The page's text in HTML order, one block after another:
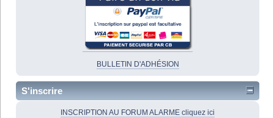
BULLETIN D'ADHÉSION
S'inscrire
INSCRIPTION AU FORUM ALARME cliquez ici